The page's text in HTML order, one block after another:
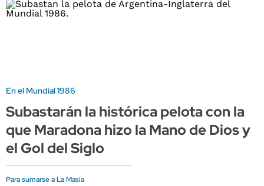
En el Mundial 1986
Subastarán la histórica pelota con la
que Maradona hizo la Mano de Dios y
el Gol del Siglo
Para sumarse a La Masía